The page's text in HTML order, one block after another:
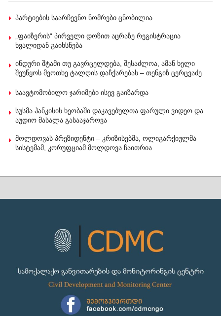
პარტიების საარჩევნო ნომრები ცნობილია
„ფაიზერის“ პირველი დოზით აცრაზე რეგისტრაცია
ხვალიდან გაიხსნება
ინდური შტამი თუ გავრცელდება, შესაძლოა, ამან ხელი
შეუწყოს მეოთხე ტალღის დაჩქარებას – თენგიზ ცერცვაძე
საავტომობილო ჯარიმები ისევ გაიზარდა
სუსმა პანკისის ხეობაში დაკავებულთა ფარული ვიდეო და
აუდიო მასალა გასააჯაროვა
მოლდოვას პრეზიდენტი – კრიზისებმა, ოლიგარქიულმა
სისტემამ, კორუფციამ მოლდოვა ჩაითრია